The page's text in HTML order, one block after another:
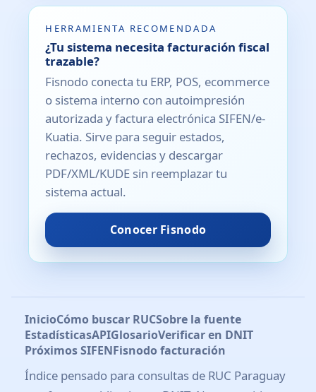
HERRAMIENTA RECOMENDADA
¿Tu sistema necesita facturación fiscal
trazable?
Fisnodo conecta tu ERP, POS, ecommerce
o sistema interno con autoimpresión
autorizada y factura electrónica SIFEN/e-
Kuatia. Sirve para seguir estados,
rechazos, evidencias y descargar
PDF/XML/KUDE sin reemplazar tu
sistema actual.
Conocer Fisnodo
InicioCómo buscar RUCSobre la fuente
EstadísticasAPIGlosarioVerificar en DNIT
Próximos SIFENFisnodo facturación
Índice pensado para consultas de RUC Paraguay